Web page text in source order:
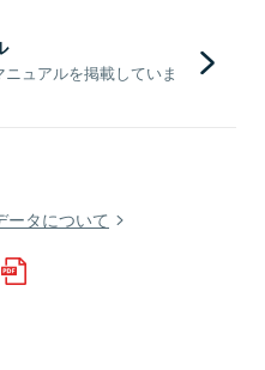
ュアルを掲載していま
ータについて